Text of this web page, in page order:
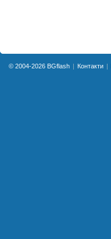
© 2004-2026 BGflash Контакти